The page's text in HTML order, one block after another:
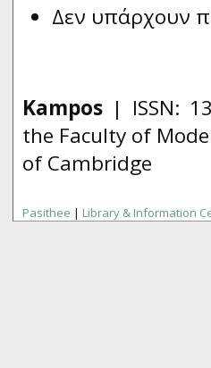
Δεν υπάρχουν
Kampos | ISSN:
the Faculty of
of Cambridge
Pasithee | Library & Information